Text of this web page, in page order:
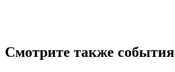
Смотрите также события